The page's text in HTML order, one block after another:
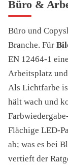
Büro &
Büro und
Branche. Für
EN 12464-1
Arbeitsplatz
Als Lichtfarbe
hält wach und
Flächige LED-
ab; was es bei
vertieft der